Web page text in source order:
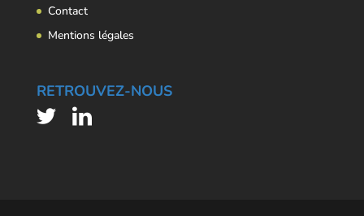
Contact
Mentions légales
RETROUVEZ-NOUS